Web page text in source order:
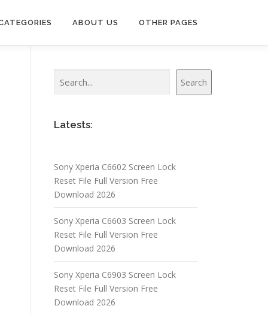
ABOUT US OTHER PAGES
Search
Latests:
Sony Xperia C6602 Screen Lock
Reset File Full Version Free
Download 2026
Sony Xperia C6603 Screen Lock
Reset File Full Version Free
Download 2026
Sony Xperia C6903 Screen Lock
Reset File Full Version Free
Download 2026